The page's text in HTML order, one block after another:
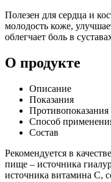
Полезен для сердца и
молодость коже,
облегчает боль в
О продукте
Описание
Показания
Противопоказания
Способ
Состав
Рекомендуется в
пище – источника
источника витамина С,